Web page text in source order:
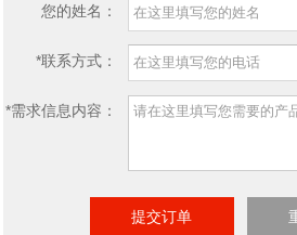
您的姓名：
*联系方式：
*需求信息内容：